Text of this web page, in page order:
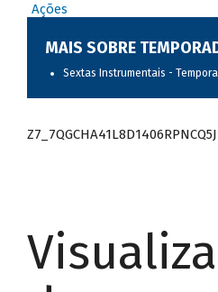
Ações
MAIS SOBRE
Sextas Instrumentais -